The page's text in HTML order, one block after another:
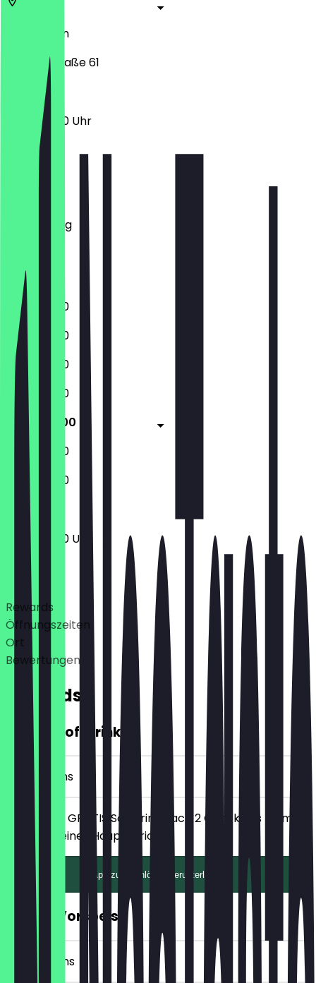
Berlin
Wiener Straße 61
11:30 - 23:00 Uhr
Montag
Donnerstag
Sonntag
11:30 - 23:00
11:30 - 23:00
11:30 - 23:00
11:30 - 23:00
11:30 - 23:00
11:30 - 23:00
11:30 - 23:00
11:30 - 23:00 Uhr
Deals
Rewards
Öffnungszeiten
Ort
Bewertungen
Rewards
GRATIS Softdrink
2 Check-ins
Erhalte ein GRATIS Softdrink nach 2 Check-Ins beim
Bestellen eines Hauptgerichts!
App zum Einlösen herunterladen
GRATIS Vorspeise
4 Check-ins